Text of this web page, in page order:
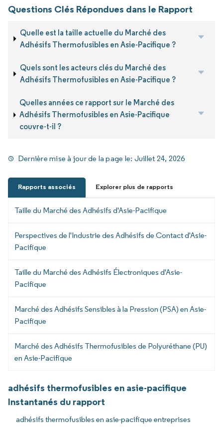
Questions Clés Répondues dans le Rapport
Quelle est la taille actuelle du Marché des
Adhésifs Thermofusibles en Asie-Pacifique ?
Quels sont les acteurs clés du Marché des
Adhésifs Thermofusibles en Asie-Pacifique ?
Quelles années ce rapport sur le Marché des
Adhésifs Thermofusibles en Asie-Pacifique
couvre-t-il ?
Dernière mise à jour de la page le: Juillet 24, 2026
Rapports associés Explorer plus de rapports
Taille du Marché des Adhésifs d'Asie-Pacifique
Perspectives de l'Industrie des Adhésifs de Contact d'Asie-
Pacifique
Taille du Marché des Adhésifs Électroniques d'Asie-
Pacifique
Marché des Adhésifs Sensibles à la Pression (PSA) en Asie-
Pacifique
Marché des Adhésifs Thermofusibles de Polyuréthane (PU)
en Asie-Pacifique
adhésifs thermofusibles en asie-pacifique
Instantanés du rapport
adhésifs thermofusibles en asie-pacifique entreprises